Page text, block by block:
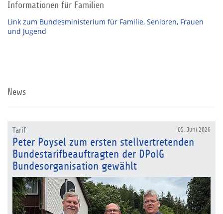
Informationen für Familien
Link zum Bundesministerium für Familie, Senioren, Frauen
und Jugend
News
05. Juni 2026
Tarif
Peter Poysel zum ersten stellvertretenden
Bundestarifbeauftragten der DPolG
Bundesorganisation gewählt